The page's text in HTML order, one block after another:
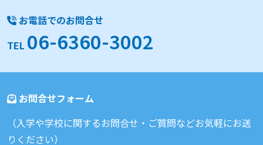
お電話でのお問合せ
TEL 06-6360-3002
お問合せフォーム
（入学や学校に関するお問合せ・ご質問などお気軽にお送
りください）